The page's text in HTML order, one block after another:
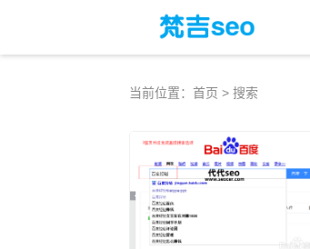
当前位置： 首页 > 搜索